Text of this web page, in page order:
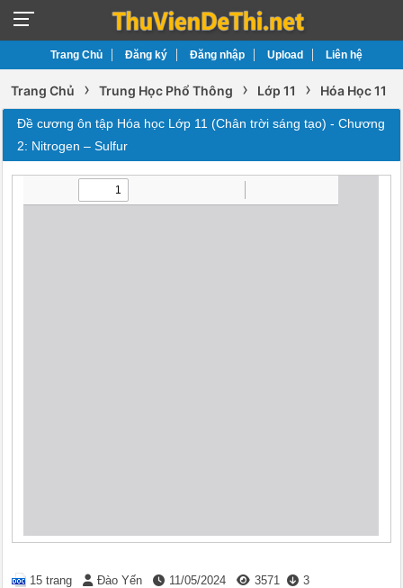
Trang Chủ Đăng ký Đăng nhập Upload Liên hệ
Trang Chủ › Trung Học Phổ Thông › Lớp 11 › Hóa Học 11
Đề cương ôn tập Hóa học Lớp 11 (Chân trời sáng tạo) - Chương
2: Nitrogen – Sulfur
15 trang Đào Yến 11/05/2024 3571 3